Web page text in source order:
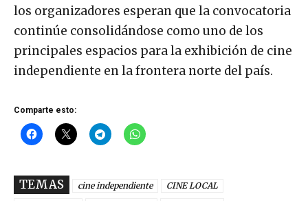
los organizadores esperan que la convocatoria
continúe consolidándose como uno de los
principales espacios para la exhibición de cine
independiente en la frontera norte del país.
Comparte esto:
TEMAS cine independiente
CINE LOCAL